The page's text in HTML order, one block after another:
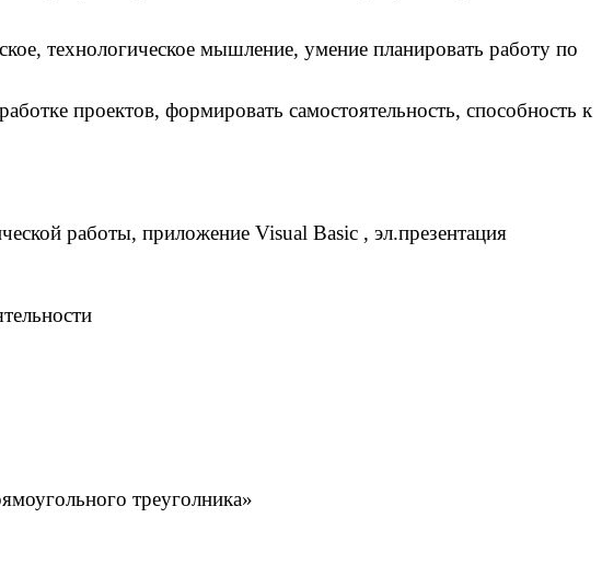
технологическое мышление, умение планировать работу по
проектов, формировать самостоятельность, способность к
работы, приложение Visual Basic , эл.презентация
треуголника»